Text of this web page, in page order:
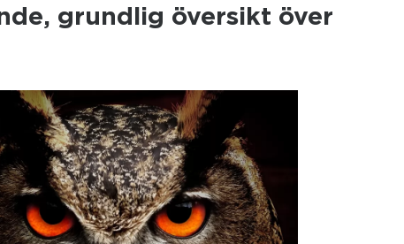
grundlig översikt över